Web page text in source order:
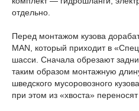
отдельно.
Перед монтажом кузова
MAN, который приходит в
шасси. Сначала обрезают
таким образом монтажную
шведского мусоровозного
при этом из «хвоста»